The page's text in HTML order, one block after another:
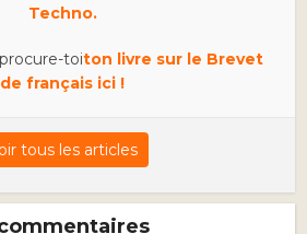
Techno.
toiton livre sur le Brevet
de français ici !
tous les articles
commentaires